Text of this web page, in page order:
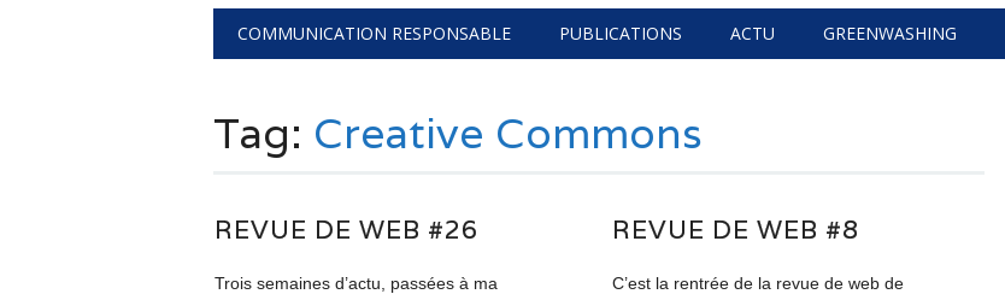
Main menu
COMMUNICATION RESPONSABLE PUBLICATIONS ACTU GREENWASHING
Tag: Creative Commons
REVUE DE WEB #26
Trois semaines d’actu, passées à ma
REVUE DE WEB #8
C’est la rentrée de la revue de web de